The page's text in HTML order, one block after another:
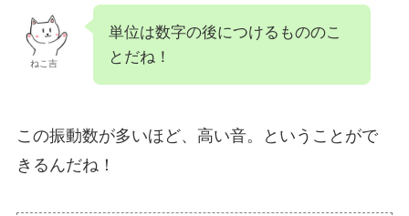
ねこ吉
単位は数字の後につけるもののこ
とだね！
この振動数が多いほど、高い音。ということがで
きるんだね！